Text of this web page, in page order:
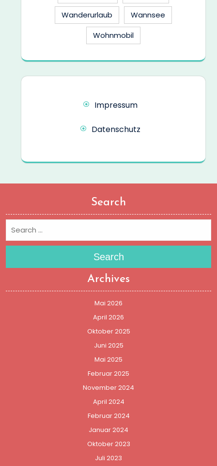
Wanderurlaub
Wannsee
Wohnmobil
Impressum
Datenschutz
Search
Search
Archives
Mai 2026
April 2026
Oktober 2025
Juni 2025
Mai 2025
Februar 2025
November 2024
April 2024
Februar 2024
Januar 2024
Oktober 2023
Juli 2023